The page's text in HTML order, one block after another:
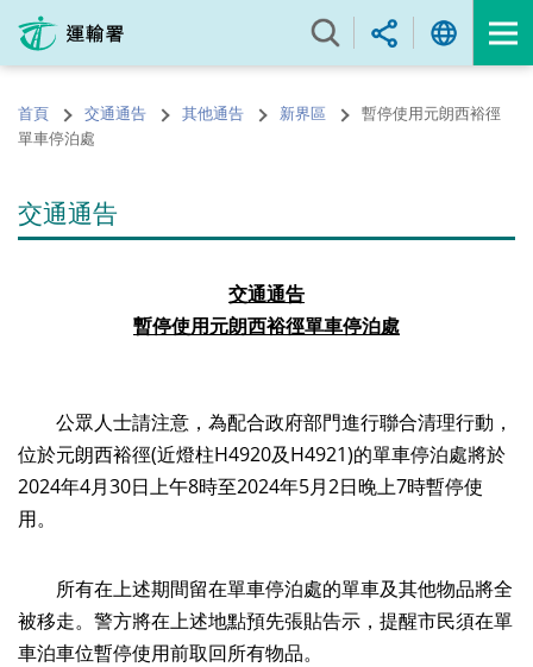
內
的
開
首頁 交通通告 其他通告 新界區
暫停使用元朗西裕徑
單車停泊處
交通通告
交通通告
暫停使用元朗西裕徑單車停泊處
公眾人士請注意，為配合政府部門進行聯合清理行動，
位於元朗西裕徑(近燈柱H4920及H4921)的單車停泊處將於
2024年4月30日上午8時至2024年5月2日晚上7時暫停使
用。
所有在上述期間留在單車停泊處的單車及其他物品將全
被移走。警方將在上述地點預先張貼告示，提醒市民須在單
車泊車位暫停使用前取回所有物品。